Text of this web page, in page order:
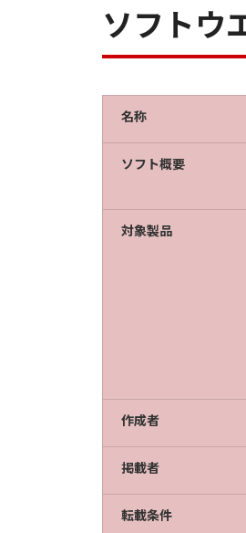
ソフトウ
名称
ソフト概要
対象製品
作成者
掲載者
転載条件